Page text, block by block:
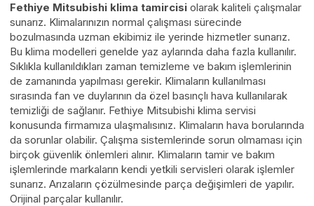
Fethiye Mitsubishi klima tamircisi olarak kaliteli çalışmalar
sunarız. Klimalarınızın normal çalışması sürecinde
bozulmasında uzman ekibimiz ile yerinde hizmetler sunarız.
Bu klima modelleri genelde yaz aylarında daha fazla kullanılır.
Sıklıkla kullanıldıkları zaman temizleme ve bakım işlemlerinin
de zamanında yapılması gerekir. Klimaların kullanılması
sırasında fan ve duylarının da özel basınçlı hava kullanılarak
temizliği de sağlanır. Fethiye Mitsubishi klima servisi
konusunda firmamıza ulaşmalısınız. Klimaların hava borularında
da sorunlar olabilir. Çalışma sistemlerinde sorun olmaması için
birçok güvenlik önlemleri alınır. Klimaların tamir ve bakım
işlemlerinde markaların kendi yetkili servisleri olarak işlemler
sunarız. Arızaların çözülmesinde parça değişimleri de yapılır.
Orijinal parçalar kullanılır.